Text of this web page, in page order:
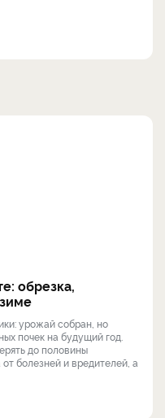
обрезка,
урожай собран, но
почек на будущий год.
до половины
болезней и вредителей, а